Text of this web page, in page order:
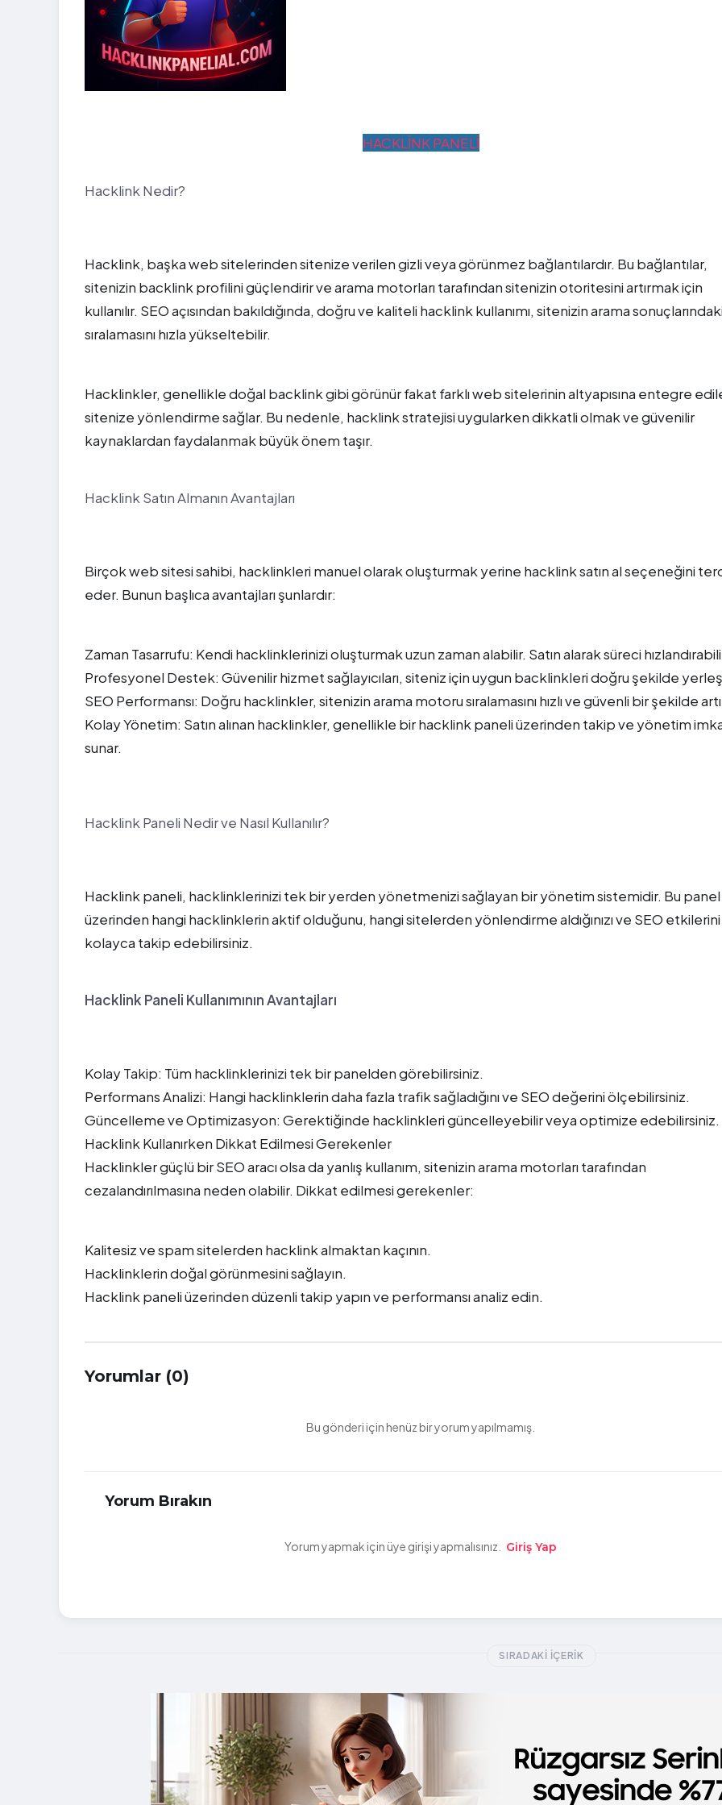
HACKLİNK PANELİ
Hacklink Nedir?
Hacklink, başka web sitelerinden sitenize verilen gizli veya görünmez bağlantılardır. Bu bağlantılar,
sitenizin backlink profilini güçlendirir ve arama motorları tarafından sitenizin otoritesini artırmak için
kullanılır. SEO açısından bakıldığında, doğru ve kaliteli hacklink kullanımı, sitenizin arama
sıralamasını hızla yükseltebilir.
Hacklinkler, genellikle doğal backlink gibi görünür fakat farklı web sitelerinin altyapısına entegre
sitenize yönlendirme sağlar. Bu nedenle, hacklink stratejisi uygularken dikkatli olmak ve güvenilir
kaynaklardan faydalanmak büyük önem taşır.
Hacklink Satın Almanın Avantajları
Birçok web sitesi sahibi, hacklinkleri manuel olarak oluşturmak yerine hacklink satın al seçeneğini
eder. Bunun başlıca avantajları şunlardır:
Zaman Tasarrufu: Kendi hacklinklerinizi oluşturmak uzun zaman alabilir. Satın alarak süreci
Profesyonel Destek: Güvenilir hizmet sağlayıcıları, siteniz için uygun backlinkleri doğru şekilde
SEO Performansı: Doğru hacklinkler, sitenizin arama motoru sıralamasını hızlı ve güvenli bir şekilde
Kolay Yönetim: Satın alınan hacklinkler, genellikle bir hacklink paneli üzerinden takip ve yönetim
sunar.
Hacklink Paneli Nedir ve Nasıl Kullanılır?
Hacklink paneli, hacklinklerinizi tek bir yerden yönetmenizi sağlayan bir yönetim sistemidir. Bu panel
üzerinden hangi hacklinklerin aktif olduğunu, hangi sitelerden yönlendirme aldığınızı ve SEO etkilerini
kolayca takip edebilirsiniz.
Hacklink Paneli Kullanımının Avantajları
Kolay Takip: Tüm hacklinklerinizi tek bir panelden görebilirsiniz.
Performans Analizi: Hangi hacklinklerin daha fazla trafik sağladığını ve SEO değerini ölçebilirsiniz.
Güncelleme ve Optimizasyon: Gerektiğinde hacklinkleri güncelleyebilir veya optimize edebilirsiniz.
Hacklink Kullanırken Dikkat Edilmesi Gerekenler
Hacklinkler güçlü bir SEO aracı olsa da yanlış kullanım, sitenizin arama motorları tarafından
cezalandırılmasına neden olabilir. Dikkat edilmesi gerekenler:
Kalitesiz ve spam sitelerden hacklink almaktan kaçının.
Hacklinklerin doğal görünmesini sağlayın.
Hacklink paneli üzerinden düzenli takip yapın ve performansı analiz edin.
Yorumlar (0)
Bu gönderi için henüz bir yorum yapılmamış.
Yorum Bırakın
Yorum yapmak için üye girişi yapmalısınız. Giriş Yap
SIRADAKI İÇERIK